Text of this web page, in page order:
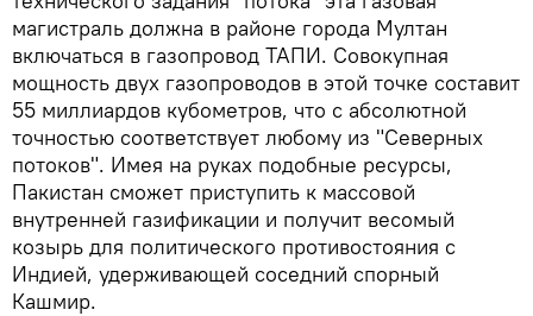
магистраль должна в районе города Мултан
включаться в газопровод ТАПИ. Совокупная
мощность двух газопроводов в этой точке составит
55 миллиардов кубометров, что с абсолютной
точностью соответствует любому из "Северных
потоков". Имея на руках подобные ресурсы,
Пакистан сможет приступить к массовой
внутренней газификации и получит весомый
козырь для политического противостояния с
Индией, удерживающей соседний спорный
Кашмир.